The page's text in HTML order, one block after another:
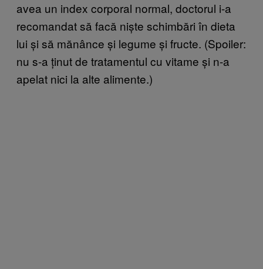
avea un index corporal normal, doctorul i-a
recomandat să facă niște schimbări în dieta
lui și să mănânce și legume și fructe. (Spoiler:
nu s-a ținut de tratamentul cu vitame și n-a
apelat nici la alte alimente.)